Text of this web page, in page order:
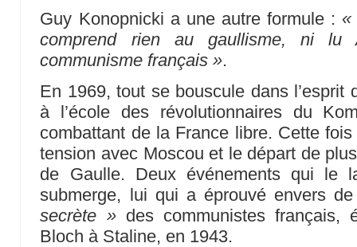
Guy Konopnicki a une autre formule : «
comprend rien au gaullisme, ni
communisme français ».
En 1969, tout se bouscule dans l’esprit
à l’école des révolutionnaires du
combattant de la France libre. Cette
tension avec Moscou et le départ de
de Gaulle. Deux événements qui le
submerge, lui qui a éprouvé envers
secrète »des communistes français,
Bloch à Staline, en 1943.